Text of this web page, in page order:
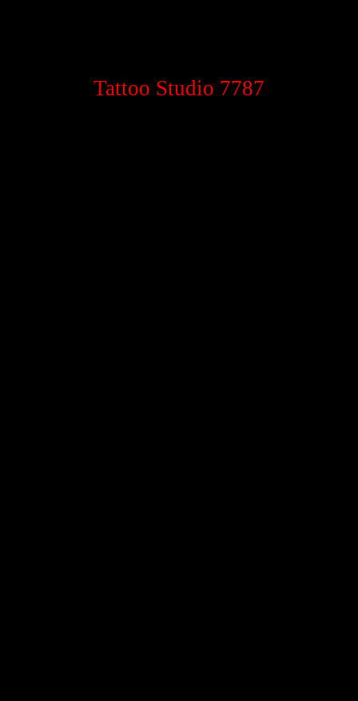
Tattoo Studio 7787